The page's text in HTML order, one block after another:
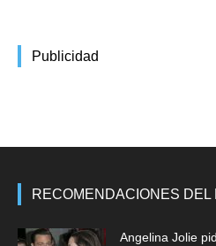
Publicidad
RECOMENDACIONES DEL
Angelina Jolie